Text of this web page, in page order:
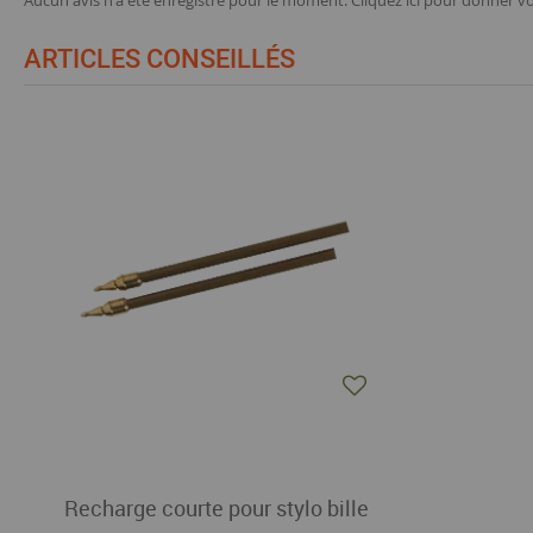
ARTICLES CONSEILLÉS
Recharge courte pour stylo bille